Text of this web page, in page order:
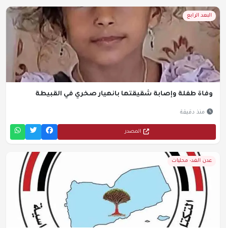
البعد الرابع
وفاة طفلة وإصابة شقيقتها بانهيار صخري في القبيطة
منذ دقيقة
المصدر
عدن الغد- محليات